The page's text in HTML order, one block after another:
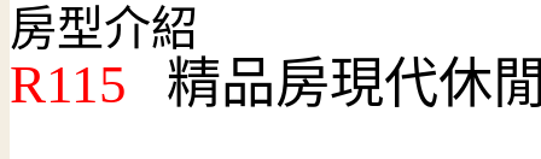
房型介紹
R115 精品房現代休